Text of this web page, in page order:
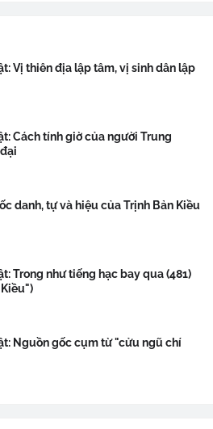
Vị thiên địa lập tâm, vị sinh dân lập
Cách tính giờ của người Trung
danh, tự và hiệu của Trịnh Bản Kiều
Trong như tiếng hạc bay qua (481)
Nguồn gốc cụm từ "cửu ngũ chí